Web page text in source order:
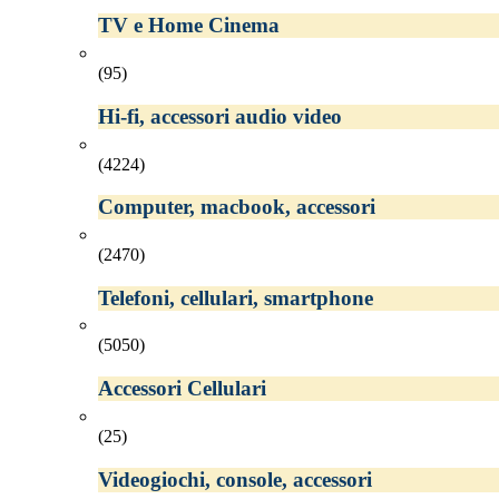
TV e Home Cinema
(95)
Hi-fi, accessori audio video
(4224)
Computer, macbook, accessori
(2470)
Telefoni, cellulari, smartphone
(5050)
Accessori Cellulari
(25)
Videogiochi, console, accessori